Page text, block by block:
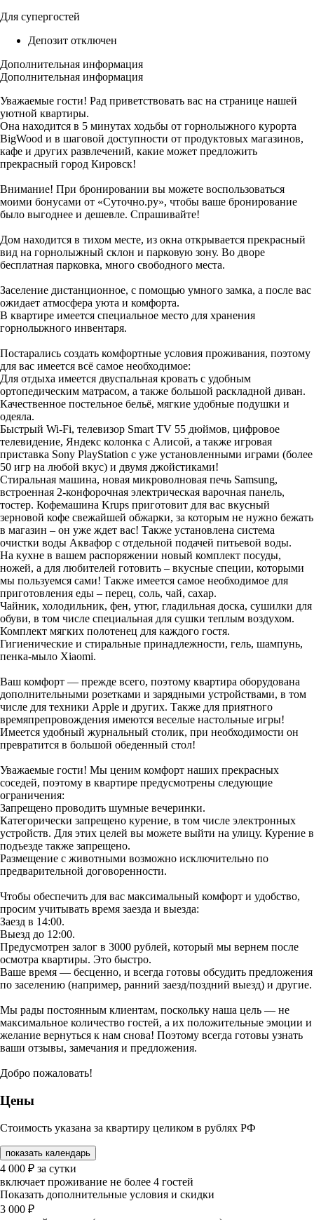
Для супергостей
Депозит отключен
Дополнительная информация
Дополнительная информация
Уважаемые гости! Рад приветствовать вас на странице нашей
уютной квартиры.
Она находится в 5 минутах ходьбы от горнолыжного курорта
BigWood и в шаговой доступности от продуктовых магазинов,
кафе и других развлечений, какие может предложить
прекрасный город Кировск!
Внимание! При бронировании вы можете воспользоваться
моими бонусами от «Суточно.ру», чтобы ваше бронирование
было выгоднее и дешевле. Спрашивайте!
Дом находится в тихом месте, из окна открывается прекрасный
вид на горнолыжный склон и парковую зону. Во дворе
бесплатная парковка, много свободного места.
Заселение дистанционное, с помощью умного замка, а после вас
ожидает атмосфера уюта и комфорта.
В квартире имеется специальное место для хранения
горнолыжного инвентаря.
Постарались создать комфортные условия проживания, поэтому
для вас имеется всё самое необходимое:
Для отдыха имеется двуспальная кровать с удобным
ортопедическим матрасом, а также большой раскладной диван.
Качественное постельное бельё, мягкие удобные подушки и
одеяла.
Быстрый Wi-Fi, телевизор Smart TV 55 дюймов, цифровое
телевидение, Яндекс колонка с Алисой, а также игровая
приставка Sony PlayStation с уже установленными играми (более
50 игр на любой вкус) и двумя джойстиками!
Стиральная машина, новая микроволновая печь Samsung,
встроенная 2-конфорочная электрическая варочная панель,
тостер. Кофемашина Krups приготовит для вас вкусный
зерновой кофе свежайшей обжарки, за которым не нужно бежать
в магазин – он уже ждет вас! Также установлена система
очистки воды Аквафор с отдельной подачей питьевой воды.
На кухне в вашем распоряжении новый комплект посуды,
ножей, а для любителей готовить – вкусные специи, которыми
мы пользуемся сами! Также имеется самое необходимое для
приготовления еды – перец, соль, чай, сахар.
Чайник, холодильник, фен, утюг, гладильная доска, сушилки для
обуви, в том числе специальная для сушки теплым воздухом.
Комплект мягких полотенец для каждого гостя.
Гигиенические и стиральные принадлежности, гель, шампунь,
пенка-мыло Xiaomi.
Ваш комфорт — прежде всего, поэтому квартира оборудована
дополнительными розетками и зарядными устройствами, в том
числе для техники Apple и других. Также для приятного
времяпрепровождения имеются веселые настольные игры!
Имеется удобный журнальный столик, при необходимости он
превратится в большой обеденный стол!
Уважаемые гости! Мы ценим комфорт наших прекрасных
соседей, поэтому в квартире предусмотрены следующие
ограничения:
Запрещено проводить шумные вечеринки.
Категорически запрещено курение, в том числе электронных
устройств. Для этих целей вы можете выйти на улицу. Курение в
подъезде также запрещено.
Размещение с животными возможно исключительно по
предварительной договоренности.
Чтобы обеспечить для вас максимальный комфорт и удобство,
просим учитывать время заезда и выезда:
Заезд в 14:00.
Выезд до 12:00.
Предусмотрен залог в 3000 рублей, который мы вернем после
осмотра квартиры. Это быстро.
Ваше время — бесценно, и всегда готовы обсудить предложения
по заселению (например, ранний заезд/поздний выезд) и другие.
Мы рады постоянным клиентам, поскольку наша цель — не
максимальное количество гостей, а их положительные эмоции и
желание вернуться к нам снова! Поэтому всегда готовы узнать
ваши отзывы, замечания и предложения.
Добро пожаловать!
Цены
Стоимость указана за квартиру целиком в рублях РФ
показать календарь
4 000 ₽ за сутки
включает проживание не более 4 гостей
Показать дополнительные условия и скидки
3 000 ₽